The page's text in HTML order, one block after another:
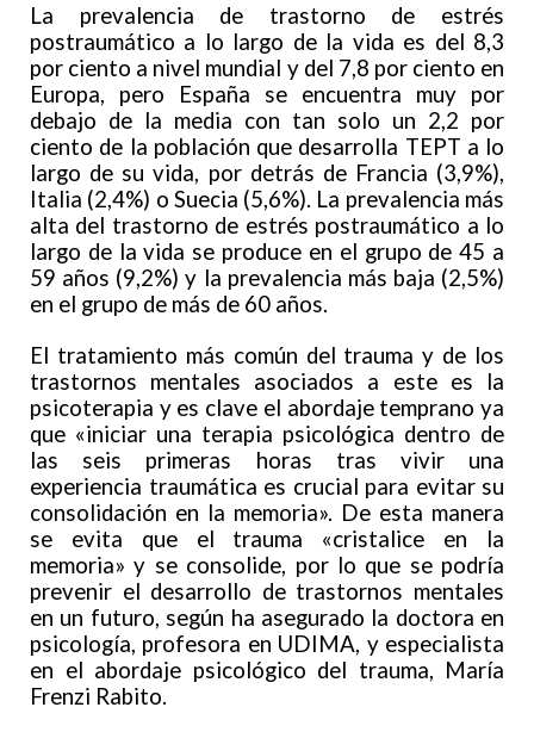
La prevalencia de trastorno de estrés
postraumático a lo largo de la vida es del 8,3
por ciento a nivel mundial y del 7,8 por ciento en
Europa, pero España se encuentra muy por
debajo de la media con tan solo un 2,2 por
ciento de la población que desarrolla TEPT a lo
largo de su vida, por detrás de Francia (3,9%),
Italia (2,4%) o Suecia (5,6%). La prevalencia más
alta del trastorno de estrés postraumático a lo
largo de la vida se produce en el grupo de 45 a
59 años (9,2%) y la prevalencia más baja (2,5%)
en el grupo de más de 60 años.
El tratamiento más común del trauma y de los
trastornos mentales asociados a este es la
psicoterapia y es clave el abordaje temprano ya
que «iniciar una terapia psicológica dentro de
las seis primeras horas tras vivir una
experiencia traumática es crucial para evitar su
consolidación en la memoria». De esta manera
se evita que el trauma «cristalice en la
memoria» y se consolide, por lo que se podría
prevenir el desarrollo de trastornos mentales
en un futuro, según ha asegurado la doctora en
psicología, profesora en UDIMA, y especialista
en el abordaje psicológico del trauma, María
Frenzi Rabito.